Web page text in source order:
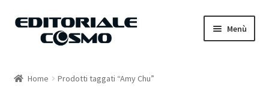
Vai
Vai
Menù
Home Prodotti taggati “Amy Chu”